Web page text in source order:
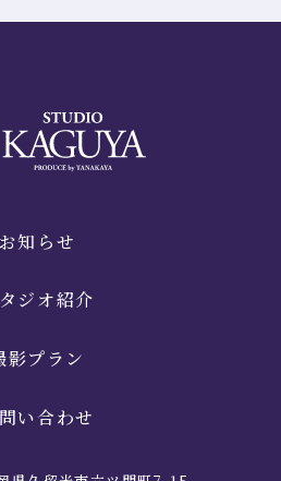
お知らせ
ジオ紹介
影プラン
い合わせ